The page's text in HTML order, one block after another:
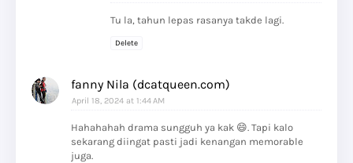
Tu la, tahun lepas rasanya takde lagi.
Delete
fanny Nila (dcatqueen.com)
April 18, 2024 at 1:44 AM
Hahahahah drama sungguh ya kak 😄. Tapi kalo
sekarang diingat pasti jadi kenangan memorable
juga.